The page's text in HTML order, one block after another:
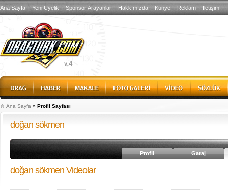
Ana Sayfa Yeni Üyelik Sponsor Arayanlar Hakkımızda Künye Reklam İletişim
Ana Sayfa » Profil Sayfası
doğan sökmen
Garaj
Profil
doğan sökmen Videolar